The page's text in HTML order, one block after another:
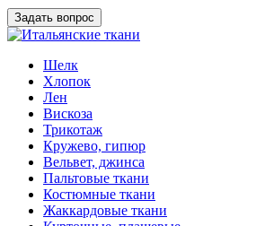
Задать вопрос
Шелк
Хлопок
Лен
Вискоза
Трикотаж
Кружево, гипюр
Вельвет, джинса
Пальтовые ткани
Костюмные ткани
Жаккардовые ткани